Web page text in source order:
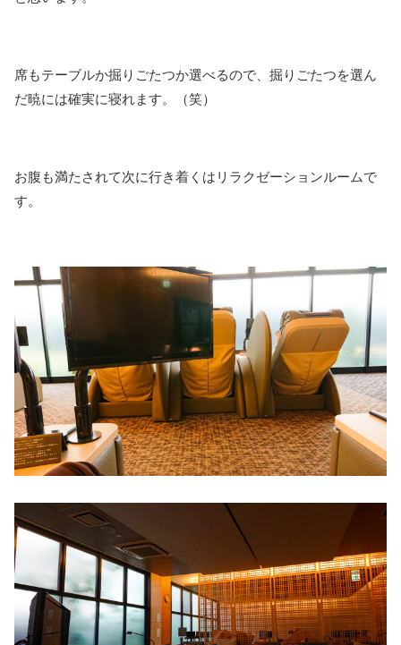
席もテーブルか掘りごたつか選べるので、掘りごたつを選ん
だ暁には確実に寝れます。（笑）
お腹も満たされて次に行き着くはリラクゼーションルームで
す。